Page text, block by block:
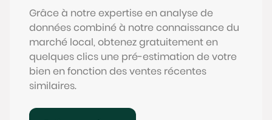
Grâce à notre expertise en analyse de
données combiné à notre connaissance du
marché local, obtenez gratuitement en
quelques clics une pré-estimation de votre
bien en fonction des ventes récentes
similaires.